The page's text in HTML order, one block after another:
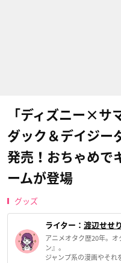
「ディズニー×サ
ダック＆デイジー
発売！おちゃめで
ームが登場
グッズ
ライター： 渡辺せせり
アニメオタク歴20年。
ン』。
ジャンプ系の漫画やそれ